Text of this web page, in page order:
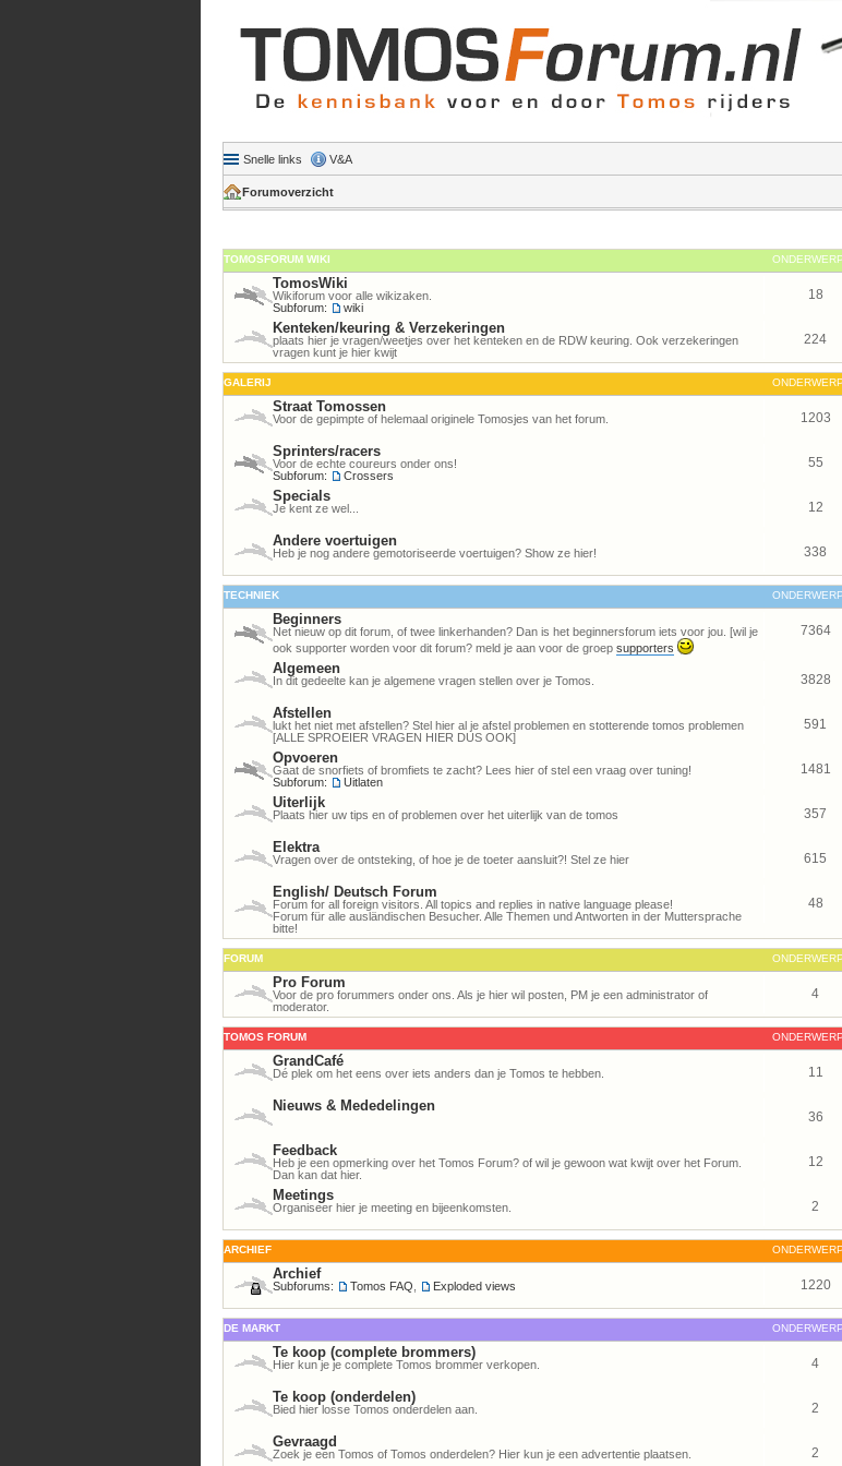
Snelle links V&A
Forumoverzicht
TOMOSFORUM WIKI
TomosWiki
Wikiforum voor alle wikizaken.
Subforum:
wiki
18
Kenteken/keuring & Verzekeringen
plaats hier je vragen/weetjes over het kenteken en de RDW keuring. Ook verzekeringen
vragen kunt je hier kwijt
224
GALERIJ
Straat Tomossen
Voor de gepimpte of helemaal originele Tomosjes van het forum. 1203
Sprinters/racers
Voor de echte coureurs onder ons!
Subforum:
Crossers
55
Specials
Je kent ze wel... 12
Andere voertuigen
Heb je nog andere gemotoriseerde voertuigen? Show ze hier! 338
TECHNIEK
Beginners
Net nieuw op dit forum, of twee linkerhanden? Dan is het beginnersforum iets voor jou. [wil je
ook supporter worden voor dit forum? meld je aan voor de groep supporters
7364
Algemeen
In dit gedeelte kan je algemene vragen stellen over je Tomos. 3828
Afstellen
lukt het niet met afstellen? Stel hier al je afstel problemen en stotterende tomos problemen
[ALLE SPROEIER VRAGEN HIER DUS OOK]
591
Opvoeren
Gaat de snorfiets of bromfiets te zacht? Lees hier of stel een vraag over tuning!
Subforum:
Uitlaten
1481
Uiterlijk
Plaats hier uw tips en of problemen over het uiterlijk van de tomos 357
Elektra
Vragen over de ontsteking, of hoe je de toeter aansluit?! Stel ze hier 615
English/ Deutsch Forum
Forum for all foreign visitors. All topics and replies in native language please!
Forum für alle ausländischen Besucher. Alle Themen und Antworten in der Muttersprache
bitte!
48
FORUM
Pro Forum
Voor de pro forummers onder ons. Als je hier wil posten, PM je een administrator of
moderator.
4
TOMOS FORUM
GrandCafé
Dé plek om het eens over iets anders dan je Tomos te hebben. 11
Nieuws & Mededelingen
36
Feedback
Heb je een opmerking over het Tomos Forum? of wil je gewoon wat kwijt over het Forum.
Dan kan dat hier.
12
Meetings
Organiseer hier je meeting en bijeenkomsten. 2
ARCHIEF
Archief
Subforums: Tomos FAQ Exploded views 1220
DE MARKT
Te koop (complete brommers)
Hier kun je je complete Tomos brommer verkopen. 4
Te koop (onderdelen)
Bied hier losse Tomos onderdelen aan. 2
Gevraagd
Zoek je een Tomos of Tomos onderdelen? Hier kun je een advertentie plaatsen. 2